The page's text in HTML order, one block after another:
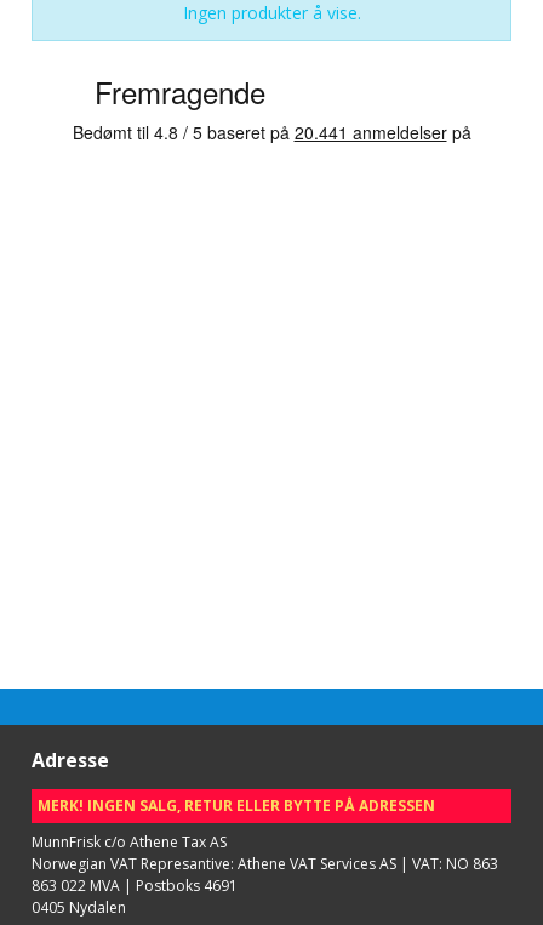
Ingen produkter å vise.
Adresse
MERK! INGEN SALG, RETUR ELLER BYTTE PÅ ADRESSEN
MunnFrisk c/o Athene Tax AS
Norwegian VAT Represantive: Athene VAT Services AS | VAT: NO 863
863 022 MVA | Postboks 4691
0405 Nydalen